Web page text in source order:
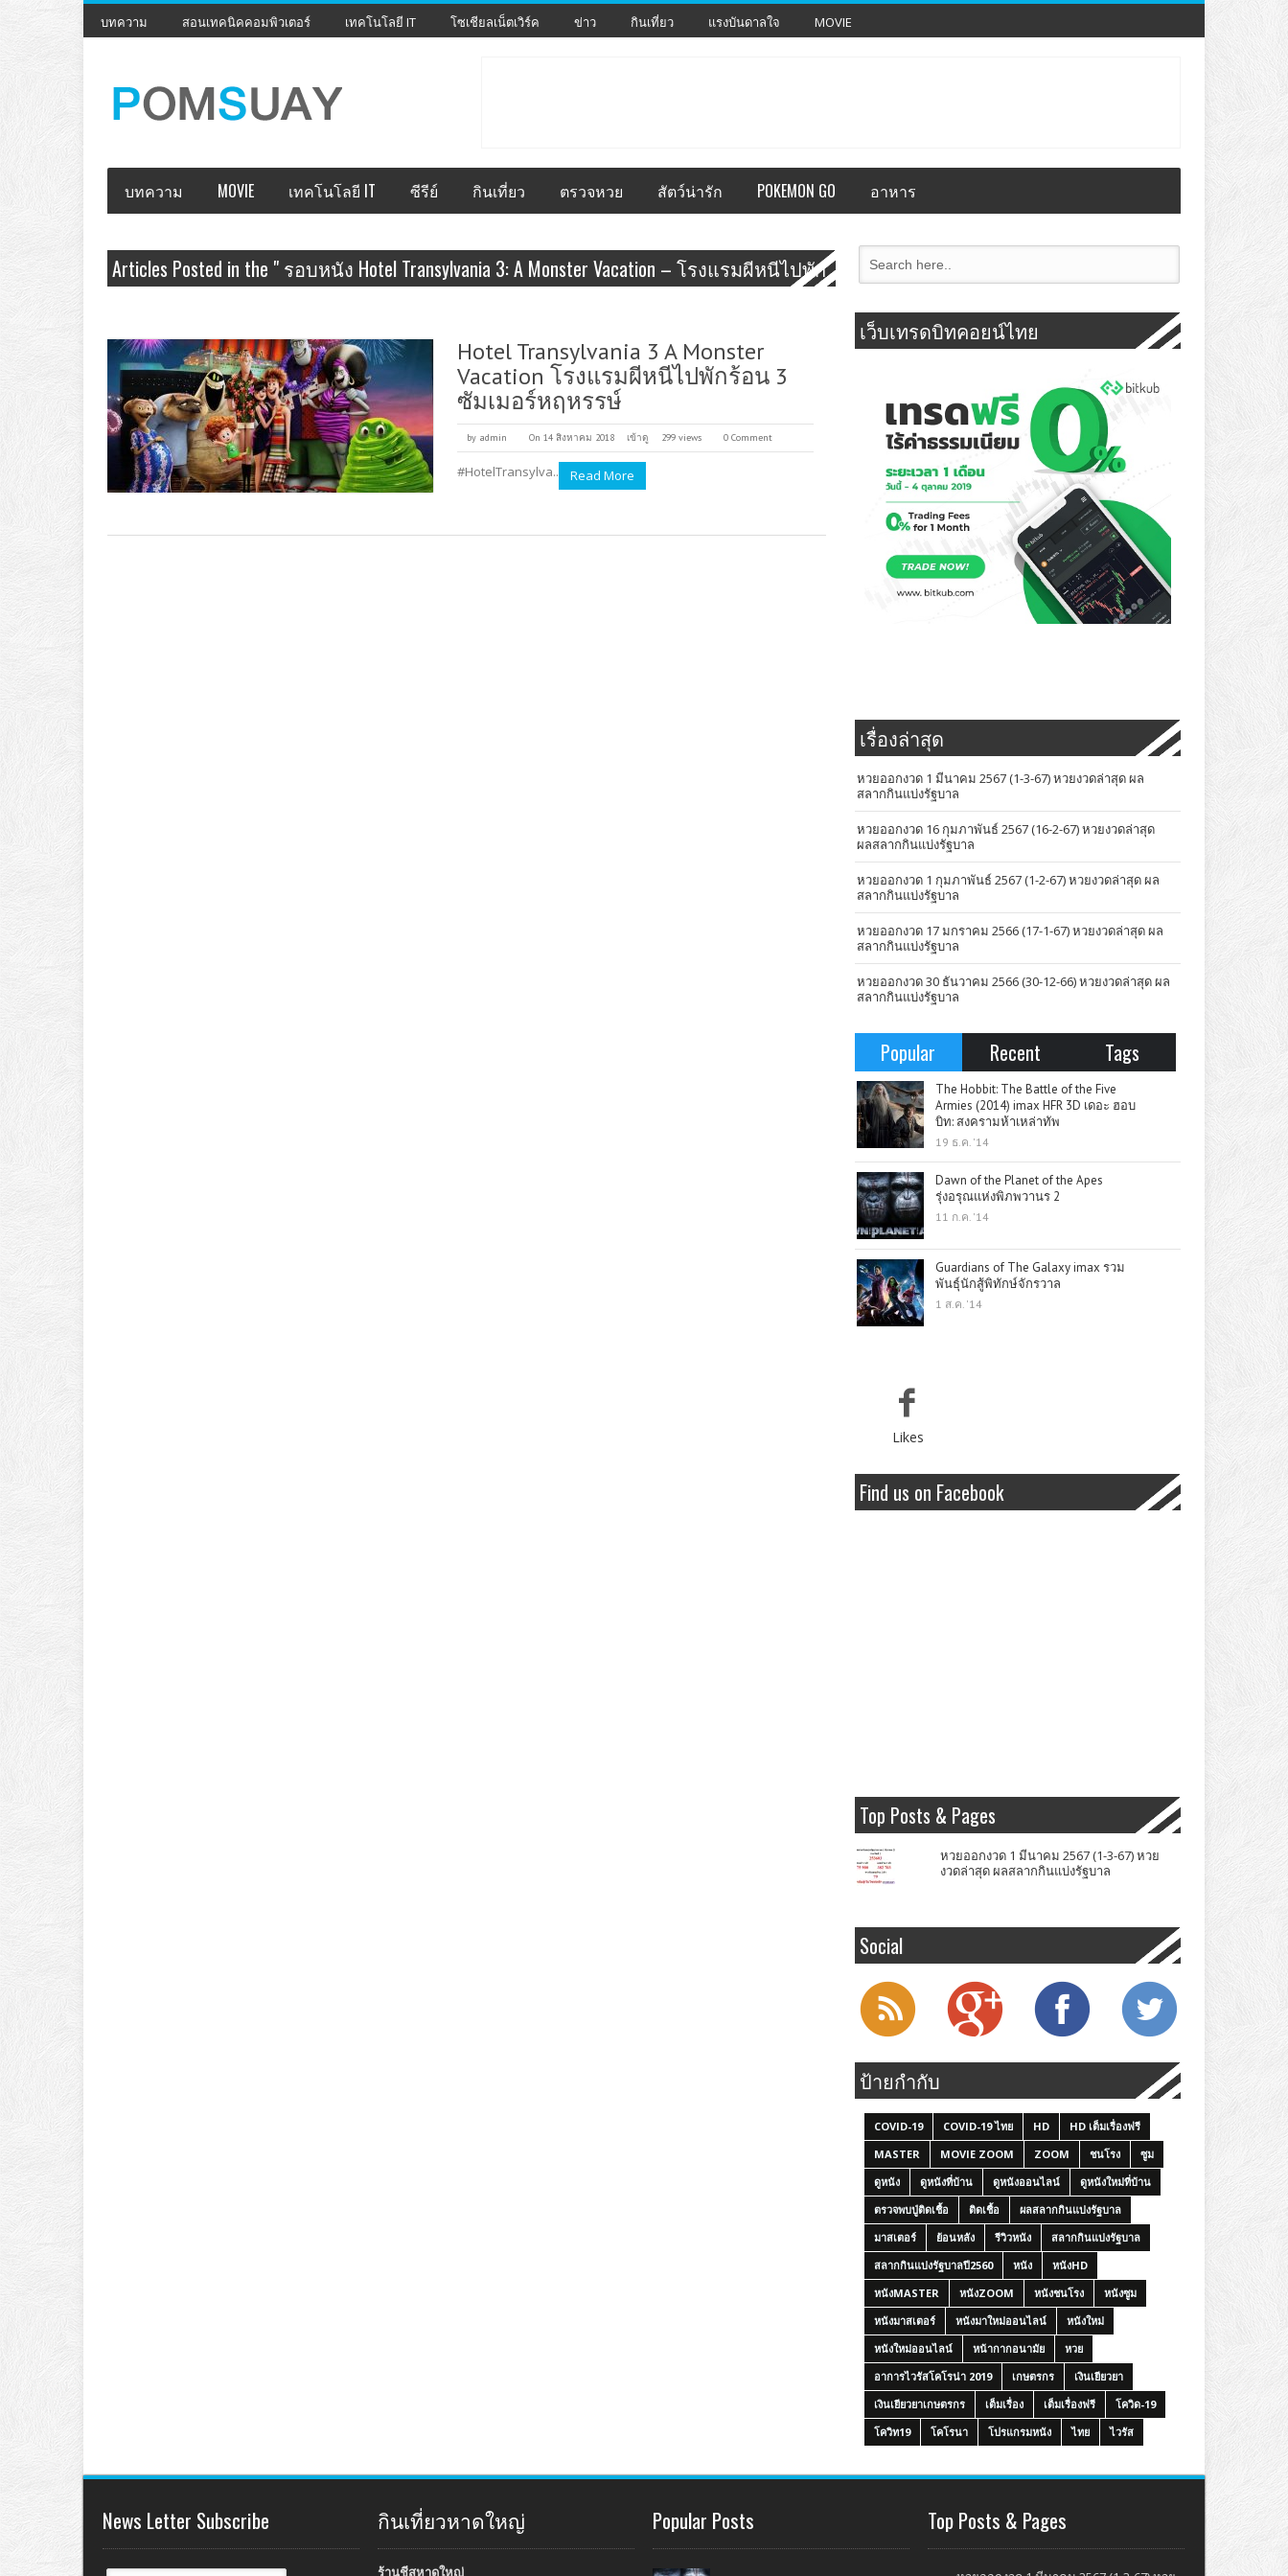
บทความ สอนเทคนิคคอมพิวเตอร์ เทคโนโลยี IT โซเชียลเน็ตเวิร์ค ข่าว กินเที่ยว แรงบันดาลใจ MOVIE
บทความ MOVIE เทคโนโลยี IT ซีรีย์ กินเที่ยว ตรวจหวย สัตว์น่ารัก POKEMON GO อาหาร
Articles Posted in the " รอบหนัง Hotel Transylvania 3: A Monster Vacation – โรงแรมผีหนีไปพัก
ร้อน 3: ซัมเมอร์หฤหรรษ์ " Category
Hotel Transylvania 3 A Monster
Vacation โรงแรมผีหนีไปพักร้อน 3
ซัมเมอร์หฤหรรษ์
by admin On 14 สิงหาคม 2018 เข้าดู 299 views 0 Comment
#HotelTransylva.. Read More
เว็บเทรดบิทคอยน์ไทย
เรื่องล่าสุด
หวยออกงวด 1 มีนาคม 2567 (1-3-67) หวยงวดล่าสุด ผล
สลากกินแบ่งรัฐบาล
หวยออกงวด 16 กุมภาพันธ์ 2567 (16-2-67) หวยงวดล่าสุด
ผลสลากกินแบ่งรัฐบาล
หวยออกงวด 1 กุมภาพันธ์ 2567 (1-2-67) หวยงวดล่าสุด ผล
สลากกินแบ่งรัฐบาล
หวยออกงวด 17 มกราคม 2566 (17-1-67) หวยงวดล่าสุด ผล
สลากกินแบ่งรัฐบาล
หวยออกงวด 30 ธันวาคม 2566 (30-12-66) หวยงวดล่าสุด ผล
สลากกินแบ่งรัฐบาล
Popular Recent Tags
The Hobbit: The Battle of the Five
Armies (2014) imax HFR 3D เดอะ ฮอบ
บิท: สงครามห้าเหล่าทัพ
19 ธ.ค. '14
Dawn of the Planet of the Apes
รุ่งอรุณแห่งพิภพวานร 2
11 ก.ค. '14
Guardians of The Galaxy imax รวม
พันธุ์นักสู้พิทักษ์จักรวาล
1 ส.ค. '14
Likes
Find us on Facebook
Top Posts & Pages
หวยออกงวด 1 มีนาคม 2567 (1-3-67) หวย
งวดล่าสุด ผลสลากกินแบ่งรัฐบาล
Social
ป้ายกำกับ
COVID-19 COVID-19 ไทย HD
HD เต็มเรื่องฟรี
MASTER
MOVIE ZOOM ZOOM ชนโรง
ซูม
ดูหนัง
ดูหนังที่บ้าน ดูหนังออนไลน์
ดูหนังใหม่ที่บ้าน
ตรวจพบปู่ติดเชื้อ
ติดเชื้อ
ผลสลากกินแบ่งรัฐบาล
มาสเตอร์
ย้อนหลัง รีวิวหนัง
สลากกินแบ่งรัฐบาล
สลากกินแบ่งรัฐบาลปี2560
หนัง
หนังHD
หนังMASTER
หนังZOOM หนังชนโรง
หนังซูม
หนังมาสเตอร์
หนังมาใหม่ออนไลน์
หนังใหม่
หนังใหม่ออนไลน์
หน้ากากอนามัย
หวย
อาการไวรัสโคโรน่า 2019
เกษตรกร
เงินเยียวยา
เงินเยียวยาเกษตรกร
เต็มเรื่อง เต็มเรื่องฟรี
โควิด-19
โควิท19
โคโรนา โปรแกรมหนัง ไทย ไวรัส
News Letter Subscribe กินเที่ยวหาดใหญ่
ร้านชีสหาดใหญ่
Popular Posts Top Posts & Pages